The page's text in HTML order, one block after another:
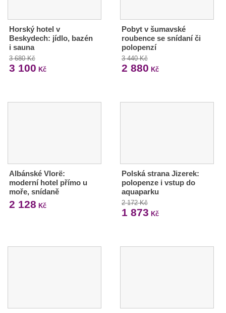
Horský hotel v
Beskydech: jídlo, bazén
i sauna
3 680 Kč
3 100 Kč
Pobyt v šumavské
roubence se snídaní či
polopenzí
3 440 Kč
2 880 Kč
Albánské Vlorë:
moderní hotel přímo u
moře, snídaně
2 128 Kč
Polská strana Jizerek:
polopenze i vstup do
aquaparku
2 172 Kč
1 873 Kč